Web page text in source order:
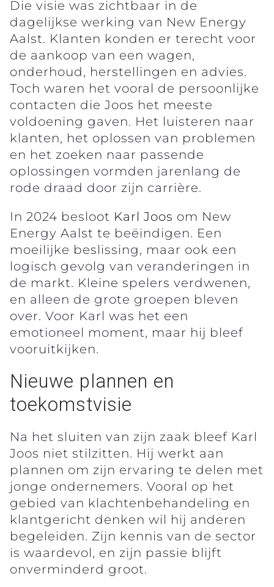
Die visie was zichtbaar in de
dagelijkse werking van New Energy
Aalst. Klanten konden er terecht voor
de aankoop van een wagen,
onderhoud, herstellingen en advies.
Toch waren het vooral de persoonlijke
contacten die Joos het meeste
voldoening gaven. Het luisteren naar
klanten, het oplossen van problemen
en het zoeken naar passende
oplossingen vormden jarenlang de
rode draad door zijn carrière.
In 2024 besloot Karl Joos om New
Energy Aalst te beëindigen. Een
moeilijke beslissing, maar ook een
logisch gevolg van veranderingen in
de markt. Kleine spelers verdwenen,
en alleen de grote groepen bleven
over. Voor Karl was het een
emotioneel moment, maar hij bleef
vooruitkijken.
Nieuwe plannen en
toekomstvisie
Na het sluiten van zijn zaak bleef Karl
Joos niet stilzitten. Hij werkt aan
plannen om zijn ervaring te delen met
jonge ondernemers. Vooral op het
gebied van klachtenbehandeling en
klantgericht denken wil hij anderen
begeleiden. Zijn kennis van de sector
is waardevol, en zijn passie blijft
onverminderd groot.